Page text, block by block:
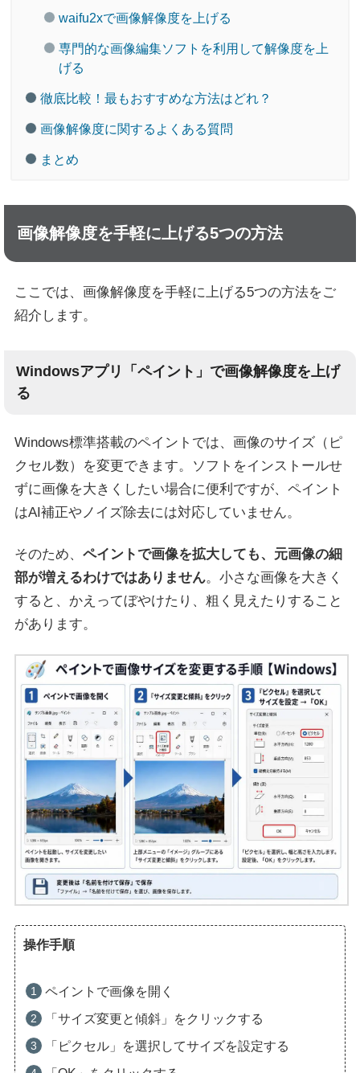
waifu2xで画像解像度を上げる
専門的な画像編集ソフトを利用して解像度を上
げる
徹底比較！最もおすすめな方法はどれ？
画像解像度に関するよくある質問
まとめ
画像解像度を手軽に上げる5つの方法
ここでは、画像解像度を手軽に上げる5つの方法をご
紹介します。
Windowsアプリ「ペイント」で画像解像度を上げ
る
Windows標準搭載のペイントでは、画像のサイズ（ピ
クセル数）を変更できます。ソフトをインストールせ
ずに画像を大きくしたい場合に便利ですが、ペイント
はAI補正やノイズ除去には対応していません。
そのため、 ペイントで画像を拡大しても、元画像の細
部が増えるわけではありません。小さな画像を大きく
すると、かえってぼやけたり、粗く見えたりすること
があります。
操作手順
ペイントで画像を開く
「サイズ変更と傾斜」をクリックする
「ピクセル」を選択してサイズを設定する